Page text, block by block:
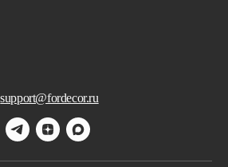
support@fordecor.ru